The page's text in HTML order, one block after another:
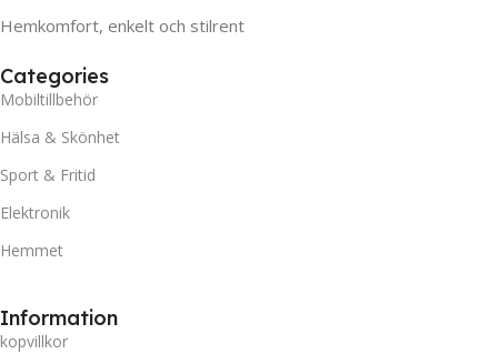
Hemkomfort, enkelt och stilrent
Categories
Mobiltillbehör
Hälsa & Skönhet
Sport & Fritid
Elektronik
Hemmet
Information
kopvillkor